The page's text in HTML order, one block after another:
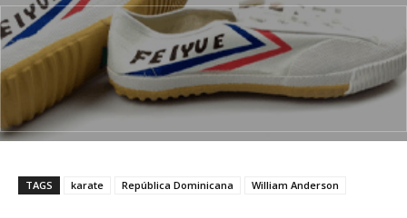
TAGS karate República Dominicana William Anderson